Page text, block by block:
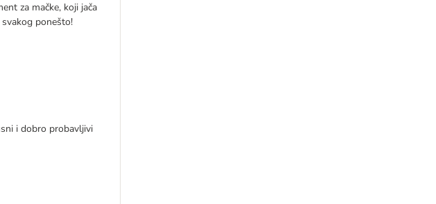
za mačke, koji jača
ponešto!
i dobro probavljivi